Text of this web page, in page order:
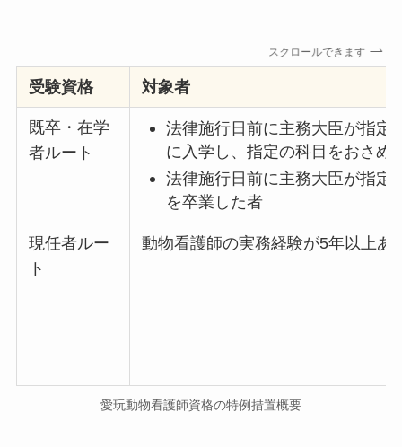
スクロールできます
受験資格 対象者
既卒・在学
者ルート
法律施行日前に主務大臣が指定
に入学し、指定の科目をおさめ
法律施行日前に主務大臣が指定
を卒業した者
現任者ルー
ト
動物看護師の実務経験が5年以上あ
愛玩動物看護師資格の特例措置概要